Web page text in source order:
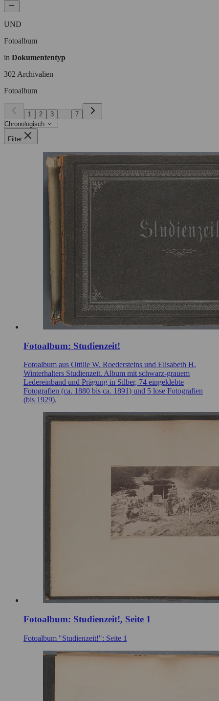
UND
Fotoalbum
in Dokumententyp
302 Archivalien
Fotoalbum
1 2 3 7
Filter
Fotoalbum: Studienzeit!
Fotoalbum aus Ottilie W. Roedersteins und Elisabeth H.
Winterhalters Studienzeit. Album mit schwarz-grauem
Ledereinband und Prägung in Silber, 74 eingeklebte
Fotografien (ca. 1880 bis ca. 1891) und 5 lose Fotografien
(bis 1929).
Fotoalbum: Studienzeit!, Seite 1
Fotoalbum "Studienzeit!": Seite 1